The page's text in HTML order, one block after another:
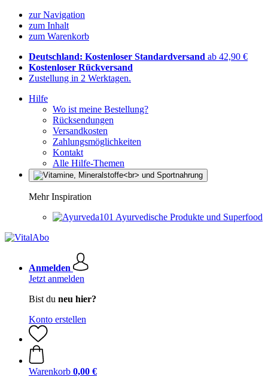
zur Navigation
zum Inhalt
zum Warenkorb
Deutschland: Kostenloser Standardversand ab 42,90 €
Kostenloser Rückversand
Zustellung in 2 Werktagen.
Hilfe
Wo ist meine Bestellung?
Rücksendungen
Versandkosten
Zahlungsmöglichkeiten
Kontakt
Alle Hilfe-Themen
Mehr Inspiration
Ayurvedische Produkte und Superfood
Anmelden
Jetzt anmelden
Bist du neu hier?
Konto erstellen
Warenkorb 0,00 €